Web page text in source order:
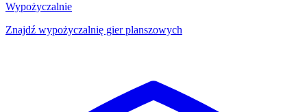
Wypożyczalnie
Znajdź wypożyczalnię gier planszowych